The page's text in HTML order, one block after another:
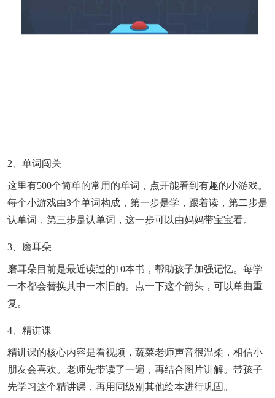
2、单词闯关
这里有500个简单的常用的单词，点开能看到有趣的小游戏。
每个小游戏由3个单词构成，第一步是学，跟着读，第二步是
认单词，第三步是认单词，这一步可以由妈妈带宝宝看。
3、磨耳朵
磨耳朵目前是最近读过的10本书，帮助孩子加强记忆。每学
一本都会替换其中一本旧的。点一下这个箭头，可以单曲重
复。
4、精讲课
精讲课的核心内容是看视频，蔬菜老师声音很温柔，相信小
朋友会喜欢。老师先带读了一遍，再结合图片讲解。带孩子
先学习这个精讲课，再用同级别其他绘本进行巩固。